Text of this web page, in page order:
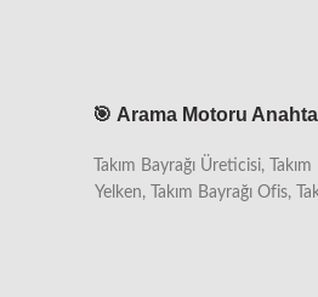
🎯 Arama Motoru
Takım Bayrağı Üreticisi,
Yelken, Takım Bayrağı Ofis,